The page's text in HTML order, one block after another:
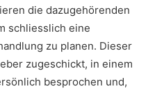
die dazugehörenden
schliesslich eine
zu planen. Dieser
zugeschickt, in einem
besprochen und,